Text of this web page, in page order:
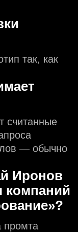
так, как
считанные
— обычно
Иронов
компаний
промта